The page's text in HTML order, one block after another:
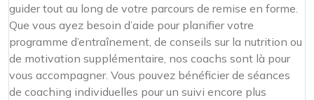
guider tout au long de votre parcours de remise en forme.
Que vous ayez besoin d’aide pour planifier votre
programme d’entraînement, de conseils sur la nutrition ou
de motivation supplémentaire, nos coachs sont là pour
vous accompagner. Vous pouvez bénéficier de séances
de coaching individuelles pour un suivi encore plus